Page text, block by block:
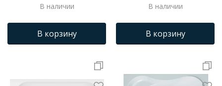
В наличии
В корзину
В наличии
В корзину